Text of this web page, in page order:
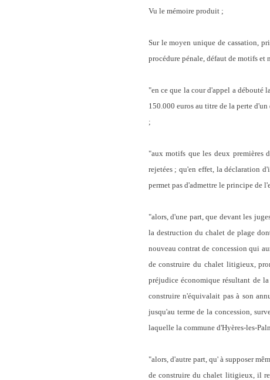
Vu le mémoire produit ;
Sur le moyen unique de cassation,
procédure pénale, défaut de motifs et
"en ce que la cour d'appel a débouté
150.000 euros au titre de la perte
;
"aux motifs que les deux premières
rejetées ; qu'en effet, la déclaration
permet pas d'admettre le principe de
"alors, d'une part, que devant les
la destruction du chalet de plage
nouveau contrat de concession qui
de construire du chalet litigieux,
préjudice économique résultant de
construire n'équivalait pas à son
jusqu'au terme de la concession,
laquelle la commune d'Hyères-les-
"alors, d'autre part, qu' à supposer
de construire du chalet litigieux, il